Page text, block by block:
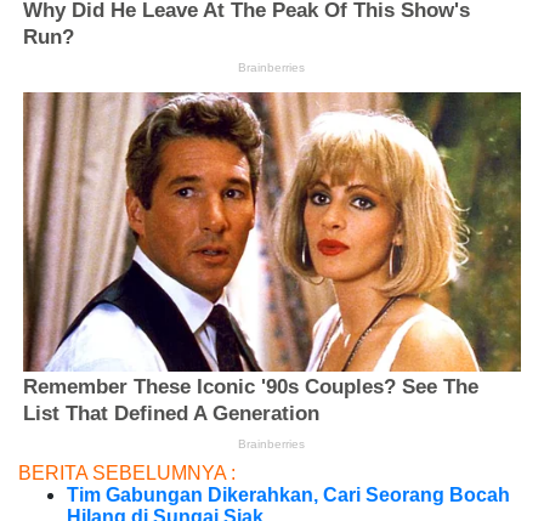
BERITA SEBELUMNYA :
Tim Gabungan Dikerahkan, Cari Seorang Bocah